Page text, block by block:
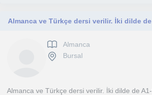
Almanca
Bursal
Almanca ve Türkçe dersi verilir. İki dilde de